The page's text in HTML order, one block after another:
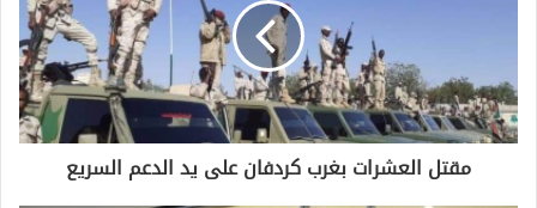
مقتل العشرات بغرب كردفان على يد الدعم السريع